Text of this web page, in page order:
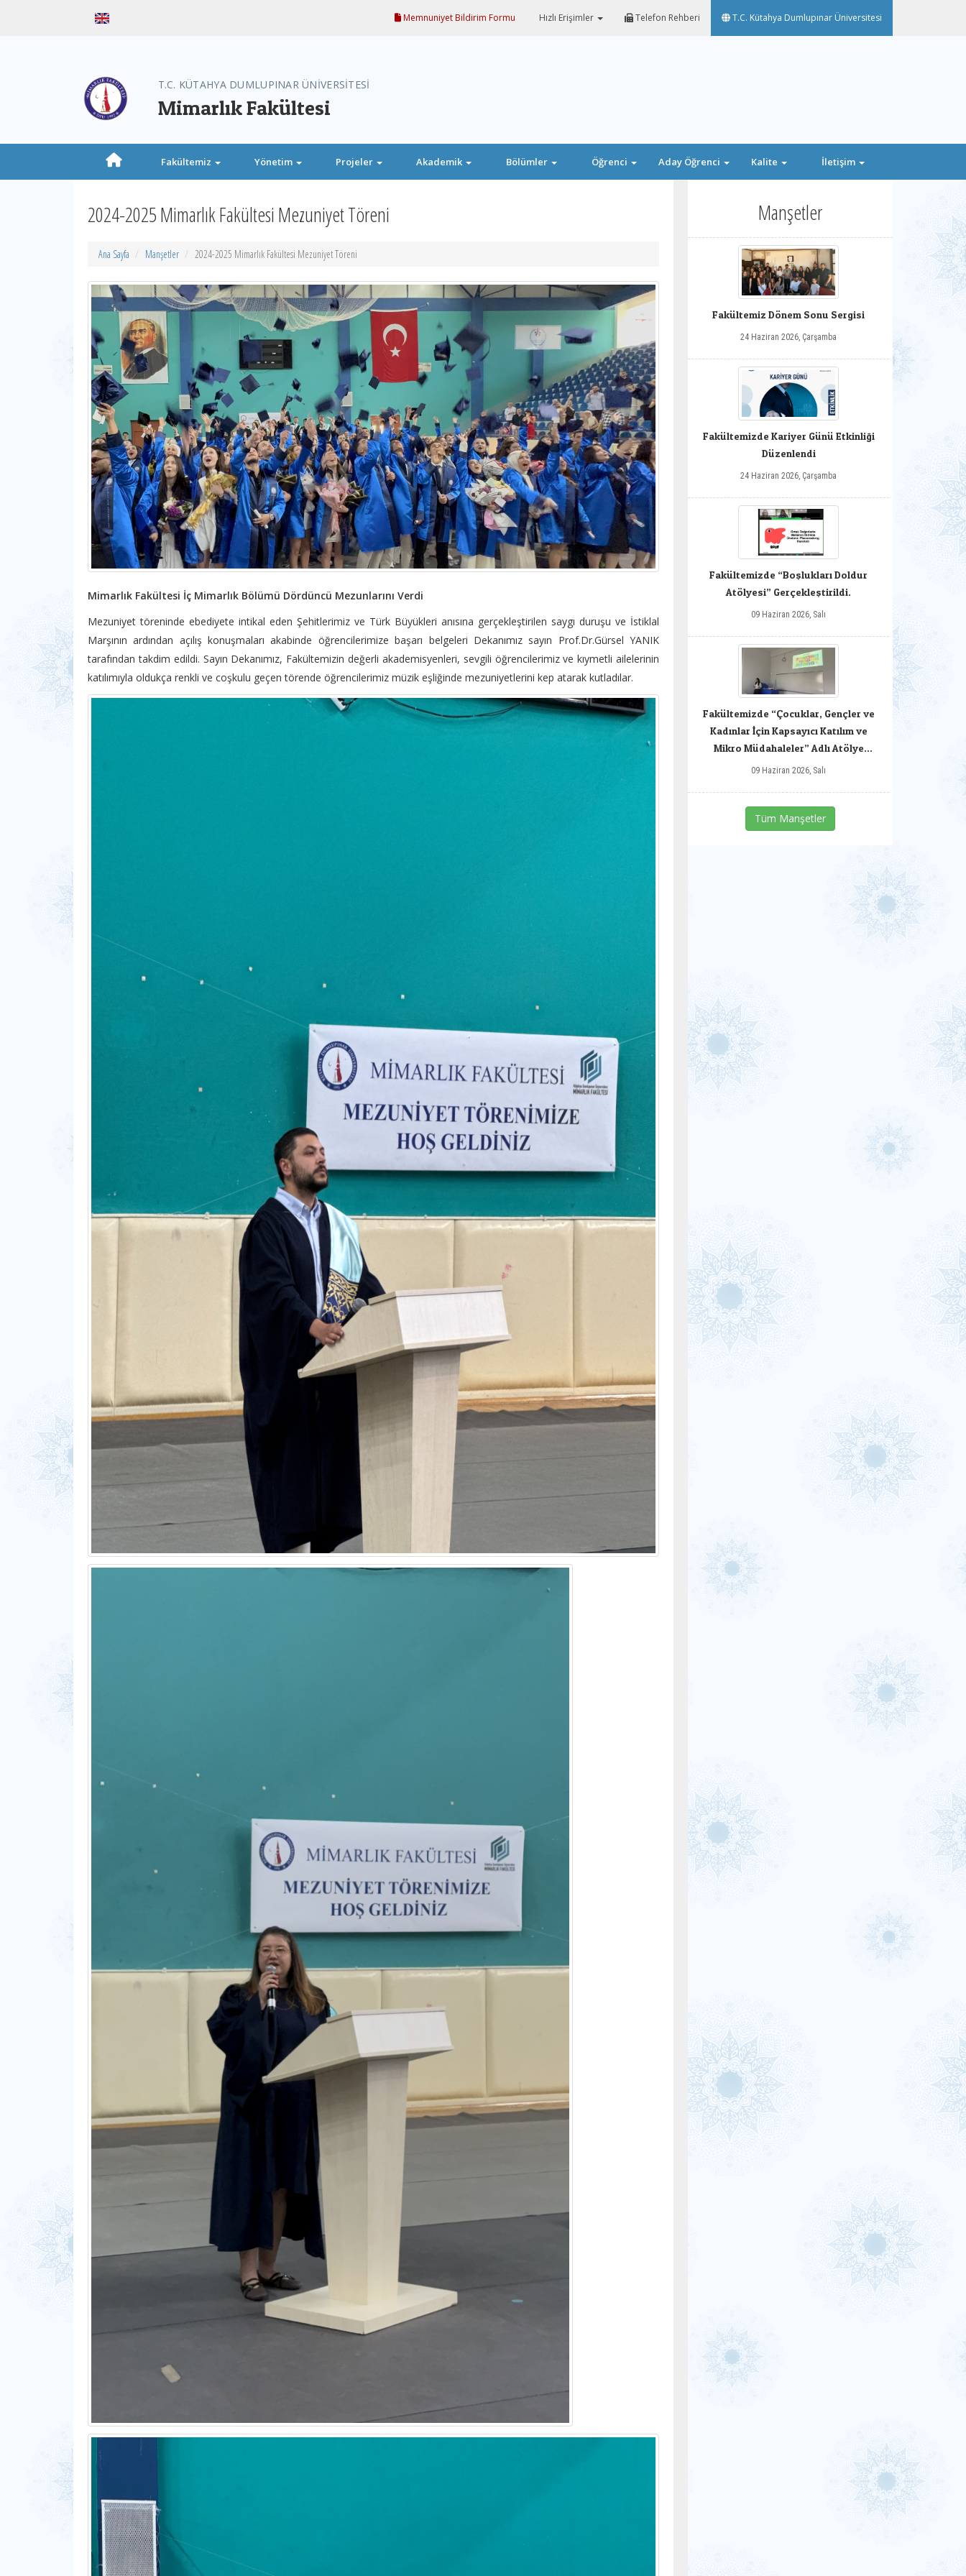
Memnuniyet Bildirim Formu Hızlı Erişimler Telefon Rehberi T.C. Kütahya Dumlupınar Üniversitesi
T.C. KÜTAHYA DUMLUPINAR ÜNİVERSİTESİ
Mimarlık Fakültesi
Fakültemiz Yönetim Projeler Akademik Bölümler Öğrenci Aday Öğrenci Kalite İletişim
2024-2025 Mimarlık Fakültesi Mezuniyet Töreni
Ana Sayfa Manşetler 2024-2025 Mimarlık Fakültesi Mezuniyet Töreni
Mimarlık Fakültesi İç Mimarlık Bölümü Dördüncü Mezunlarını Verdi
Mezuniyet töreninde ebediyete intikal eden Şehitlerimiz ve Türk Büyükleri anısına gerçekleştirilen saygı duruşu ve İstiklal
Marşının ardından açılış konuşmaları akabinde öğrencilerimize başarı belgeleri Dekanımız sayın Prof.Dr.Gürsel YANIK
tarafından takdim edildi. Sayın Dekanımız, Fakültemizin değerli akademisyenleri, sevgili öğrencilerimiz ve kıymetli ailelerinin
katılımıyla oldukça renkli ve coşkulu geçen törende öğrencilerimiz müzik eşliğinde mezuniyetlerini kep atarak kutladılar.
Manşetler
Fakültemiz Dönem Sonu Sergisi
24 Haziran 2026, Çarşamba
Fakültemizde Kariyer Günü Etkinliği
Düzenlendi
24 Haziran 2026, Çarşamba
Fakültemizde “Boşlukları Doldur
Atölyesi” Gerçekleştirildi.
09 Haziran 2026, Salı
Fakültemizde “Çocuklar, Gençler ve
Kadınlar İçin Kapsayıcı Katılım ve
Mikro Müdahaleler” Adlı Atölye
Gerçekleştirildi.
09 Haziran 2026, Salı
Tüm Manşetler